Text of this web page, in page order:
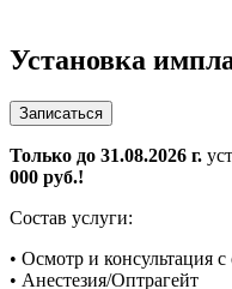
Установка
Записаться
Только до 31.08.2026 г.
000 руб.!
Состав услуги:
• Осмотр и консультация
• Анестезия/Оптрагейт